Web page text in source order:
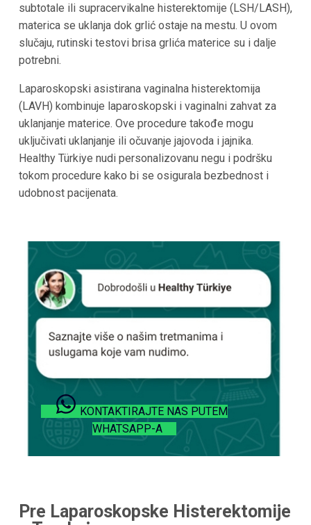
subtotale ili supracervikalne histerektomije (LSH/LASH),
materica se uklanja dok grlić ostaje na mestu. U ovom
slučaju, rutinski testovi brisa grlića materice su i dalje
potrebni.
Laparoskopski asistirana vaginalna histerektomija
(LAVH) kombinuje laparoskopski i vaginalni zahvat za
uklanjanje materice. Ove procedure takođe mogu
uključivati uklanjanje ili očuvanje jajovoda i jajnika.
Healthy Türkiye nudi personalizovanu negu i podršku
tokom procedure kako bi se osigurala bezbednost i
udobnost pacijenata.
KONTAKTIRAJTE NAS PUTEM
WHATSAPP-A
Pre Laparoskopske Histerektomije